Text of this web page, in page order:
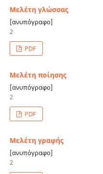
Μελέτη γλώσσας
[ανυπόγραφο]
2
PDF
Μελέτη ποίησης
[ανυπόγραφο]
2
PDF
Μελέτη γραφής
[ανυπόγραφο]
2